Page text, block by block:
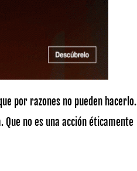
por razones no pueden hacerlo.
no es una acción éticamente